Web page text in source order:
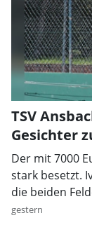
TSV
Gesichter
Der mit 7000
stark besetzt.
die beiden
gestern